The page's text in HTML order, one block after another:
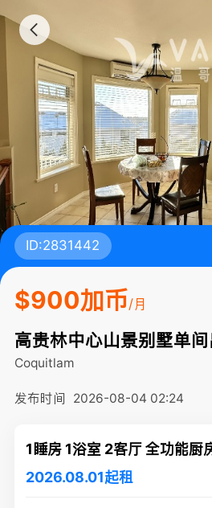
ID:2831442
$900加币/月
高贵林中心山景别墅单
Coquitlam
发布时间 2026-08-04 02:24
1睡房 1浴室 2客厅 全功能厨
2026.08.01起租